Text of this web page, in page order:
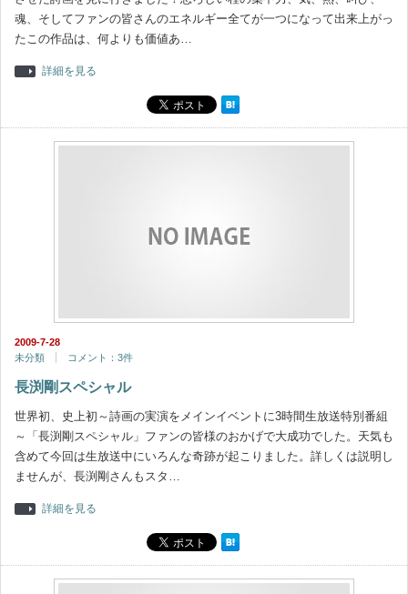
魂、そしてファンの皆さんのエネルギー全てが一つになって出来上がっ
たこの作品は、何よりも価値あ…
詳細を見る
2009-7-28
未分類
コメント：3件
長渕剛スペシャル
世界初、史上初～詩画の実演をメインイベントに3時間生放送特別番組
～「長渕剛スペシャル」ファンの皆様のおかげで大成功でした。天気も
含めて今回は生放送中にいろんな奇跡が起こりました。詳しくは説明し
ませんが、長渕剛さんもスタ…
詳細を見る